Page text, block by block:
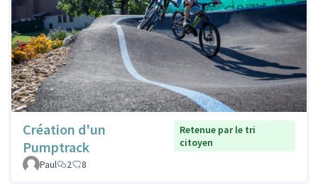
Création d'un
Pumptrack
Retenue par le tri
citoyen
Paul
2 8